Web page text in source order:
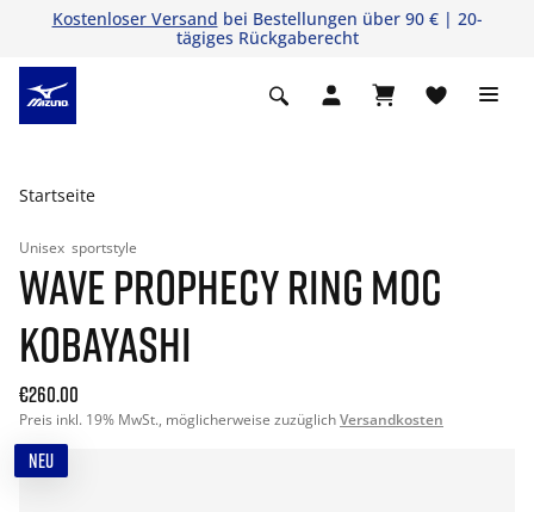
Kostenloser Versand bei Bestellungen über 90 € | 20-
tägiges Rückgaberecht
Startseite
Unisex sportstyle
WAVE PROPHECY RING MOC
KOBAYASHI
€260.00
Preis inkl. 19% MwSt., möglicherweise zuzüglichVersandkosten
NEU